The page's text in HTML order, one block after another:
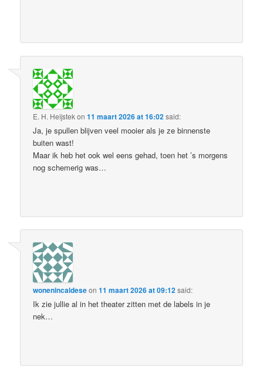
E. H. Heijstekon11 maart 2026 at 16:02said:
Ja, je spullen blijven veel mooier als je ze binnenste
buiten wast!
Maar ik heb het ook wel eens gehad, toen het ’s morgens
nog schemerig was…
wonenincaldeseon11 maart 2026 at 09:12said:
Ik zie jullie al in het theater zitten met de labels in je
nek…